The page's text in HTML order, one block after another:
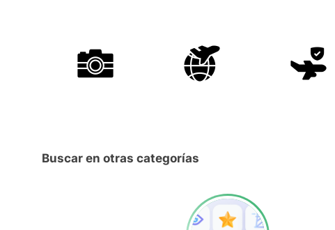
Buscar en otras categorías